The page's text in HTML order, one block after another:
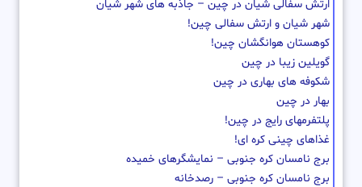
ارتش سفالی شیان در چین – جاذبه های شهر شیان
شهر شیان و ارتش سفالی چین!
کوهستان هوانگشان چین!
گویلین زیبا در چین
شکوفه های بهاری در چین
بهار در چین
پلتفرمهای رایج در چین!
غذاهای چینی کره ای!
برج نامسان کره جنوبی – نمایشگرهای خمیده
برج نامسان کره جنوبی – رصدخانه